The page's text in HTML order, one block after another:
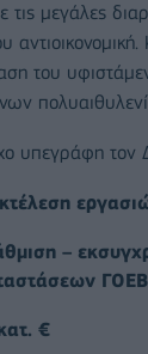
μεγάλες
του
υπεγράφη τον
–
€